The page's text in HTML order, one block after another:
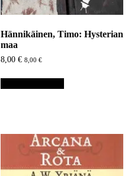
Hännikäinen, Timo: Hysterian
maa
8,00 € 8,00 €